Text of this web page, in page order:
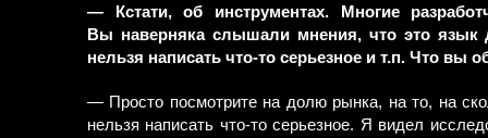
— Кстати, об инструментах. Многие
Вы наверняка слышали мнения, что это язык
нельзя написать что-то серьезное и т.п. Что вы
— Просто посмотрите на долю рынка, на то, на
нельзя написать что-то серьезное. Я видел